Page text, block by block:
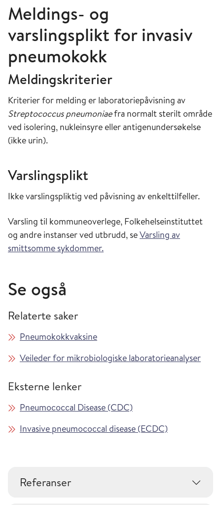
Meldings- og
varslingsplikt for invasiv
pneumokokk
Meldingskriterier
Kriterier for melding er laboratoriepåvisning av
Streptococcus pneumoniaefra normalt sterilt område
ved isolering, nukleinsyre eller antigenundersøkelse
(ikke urin).
Varslingsplikt
Ikke varslingspliktig ved påvisning av enkelttilfeller.
Varsling til kommuneoverlege, Folkehelseinstituttet
og andre instanser ved utbrudd, seVarsling av
smittsomme sykdommer.
Se også
Relaterte saker
Pneumokokkvaksine
Veileder for mikrobiologiske laboratorieanalyser
Eksterne lenker
Pneumococcal Disease (CDC)
Invasive pneumococcal disease (ECDC)
Referanser